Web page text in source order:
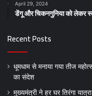
April 29, 2024
डेंगू और चिकनगुनिया को लेकर
Recent Posts
धूमधाम से मनाया गया तीज
का संदेश
मुख्यमंत्री ने हर घर तिरंगा